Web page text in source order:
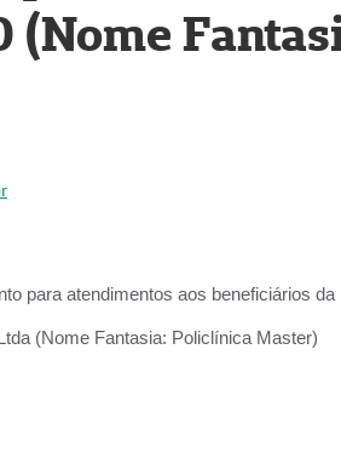
(Nome
para atendimentos aos beneficiários da
(Nome Fantasia: Policlínica Master)